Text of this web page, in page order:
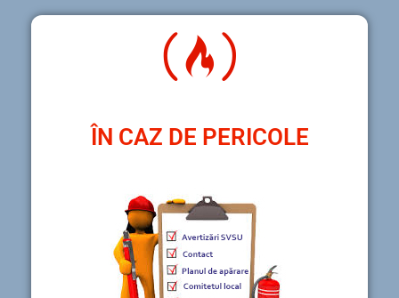
ÎN CAZ DE PERICOLE